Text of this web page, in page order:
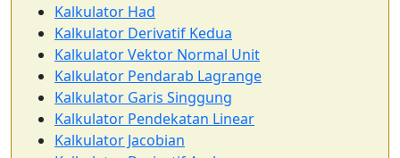
Kalkulator Had
Kalkulator Derivatif Kedua
Kalkulator Vektor Normal Unit
Kalkulator Pendarab Lagrange
Kalkulator Garis Singgung
Kalkulator Pendekatan Linear
Kalkulator Jacobian